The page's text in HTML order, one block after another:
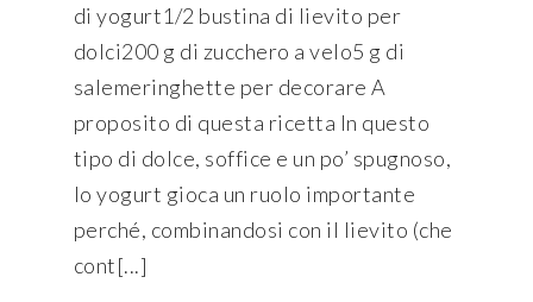
di yogurt1/2 bustina di lievito per
dolci200 g di zucchero a velo5 g di
salemeringhette per decorare A
proposito di questa ricetta In questo
tipo di dolce, soffice e un po’ spugnoso,
lo yogurt gioca un ruolo importante
perché, combinandosi con il lievito (che
cont[...]